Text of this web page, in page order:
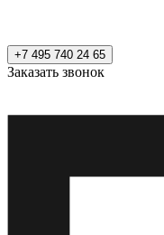
+7 495 740 24 65
Заказать звонок